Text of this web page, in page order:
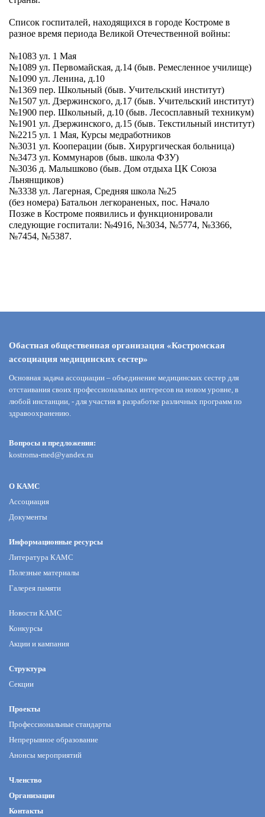
Список госпиталей, находящихся в городе Костроме в
разное время периода Великой Отечественной войны:
№1083 ул. 1 Мая
№1089 ул. Первомайская, д.14 (быв. Ремесленное училище)
№1090 ул. Ленина, д.10
№1369 пер. Школьный (быв. Учительский институт)
№1507 ул. Дзержинского, д.17 (быв. Учительский институт)
№1900 пер. Школьный, д.10 (быв. Лесосплавный техникум)
№1901 ул. Дзержинского, д.15 (быв. Текстильный институт)
№2215 ул. 1 Мая, Курсы медработников
№3031 ул. Кооперации (быв. Хирургическая больница)
№3473 ул. Коммунаров (быв. школа ФЗУ)
№3036 д. Малышково (быв. Дом отдыха ЦК Союза
Льнянщиков)
№3338 ул. Лагерная, Средняя школа №25
(без номера) Батальон легкораненых, пос. Начало
Позже в Костроме появились и функционировали
следующие госпитали: №4916, №3034, №5774, №3366,
№7454, №5387.
Обастная общественная организация «Костромская
ассоциация медицинских сестер»
Основная задача ассоциации – объединение медицинских сестер для
отстаивания своих профессиональных интересов на новом уровне, в
любой инстанции, - для участия в разработке различных программ по
здравоохранению.
Вопросы и предложения:
kostroma-med@yandex.ru
О КАМС
Ассоциация
Документы
Информационные ресурсы
Литература КАМС
Полезные материалы
Галерея памяти
Новости КАМС
Конкурсы
Акции и кампания
Структура
Секции
Проекты
Профессиональные стандарты
Непрерывное образование
Анонсы мероприятий
Членство
Организации
Контакты